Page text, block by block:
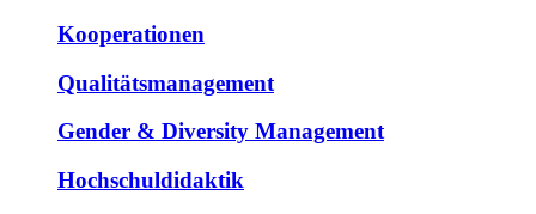
Kooperationen
Qualitätsmanagement
Gender & Diversity Management
Hochschuldidaktik